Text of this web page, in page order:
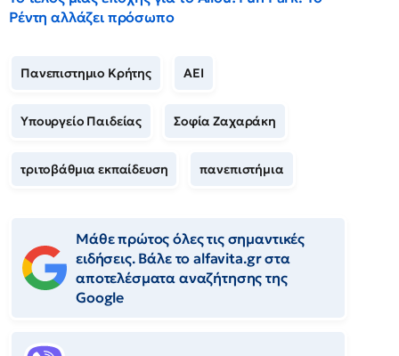
Ρέντη αλλάζει πρόσωπο
Πανεπιστημιο Κρήτης ΑΕΙ
Υπουργείο Παιδείας Σοφία Ζαχαράκη
τριτοβάθμια εκπαίδευση πανεπιστήμια
Μάθε πρώτος όλες τις σημαντικές
ειδήσεις. Βάλε το alfavita.gr στα
αποτελέσματα αναζήτησης της
Google